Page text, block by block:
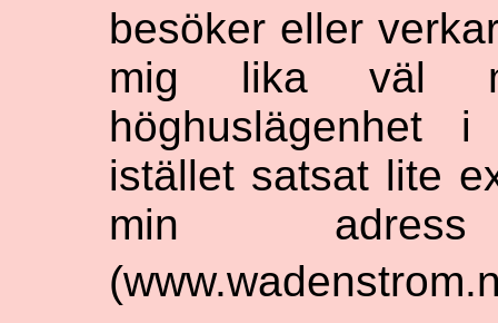
besöker eller
mig lika väl
höghuslägenhet
istället satsat lite
min